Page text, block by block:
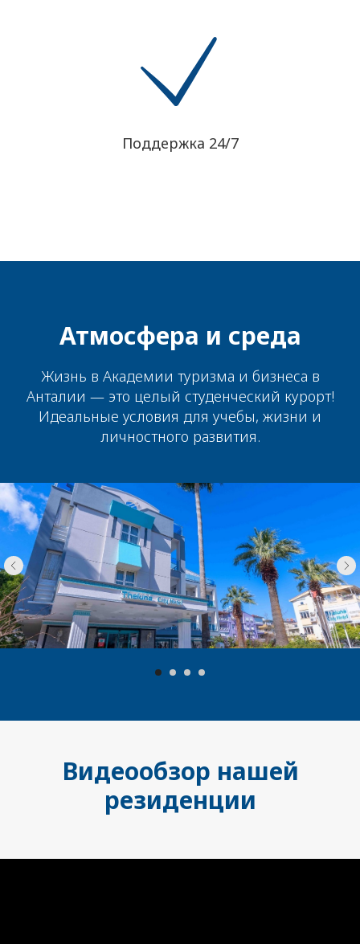
Поддержка 24/7
Атмосфера и среда
Жизнь в Академии туризма и бизнеса в
Анталии — это целый студенческий курорт!
Идеальные условия для учебы, жизни и
личностного развития.
Видеообзор нашей
резиденции